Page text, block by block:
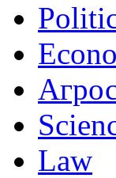
Law